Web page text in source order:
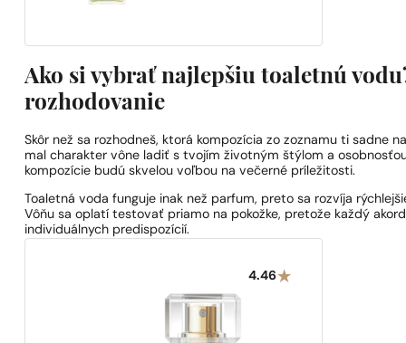
Ako si vybrať najlepšiu toaletnú
rozhodovanie
Skôr než sa rozhodneš, ktorá kompozícia zo zoznamu ti sadne
mal charakter vône ladiť s tvojím životným štýlom a
kompozície budú skvelou voľbou na večerné príležitosti.
Toaletná voda funguje inak než parfum, preto sa rozvíja
Vôňu sa oplatí testovať priamo na pokožke, pretože každý
individuálnych predispozícií.
4.46